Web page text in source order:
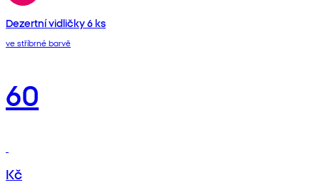
Dezertní vidličky 6 ks
ve stříbrné barvě
60
Kč